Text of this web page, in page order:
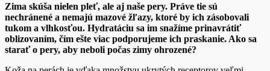
Zima skúša nielen pleť, ale aj naše pery. Práve tie sú
nechránené a nemajú mazové žľazy, ktoré by ich zásobovali
tukom a vlhkosťou. Hydratáciu sa im snažíme prinavrátiť
oblizovaním, čím ešte viac podporujeme ich praskanie. Ako sa
starať o pery, aby neboli počas zimy ohrozené?